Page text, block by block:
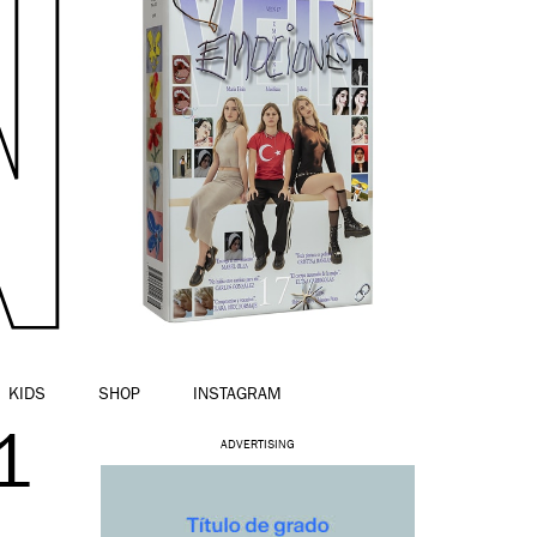
KIDS SHOP INSTAGRAM
ADVERTISING